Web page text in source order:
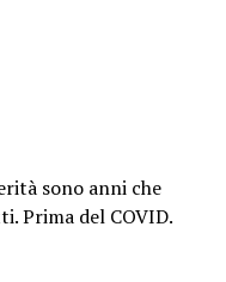
sono anni che
Prima del COVID.